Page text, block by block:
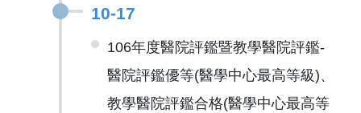
10-17
106年度醫院評鑑暨教學醫院評鑑-
醫院評鑑優等(醫學中心最高等級)、
教學醫院評鑑合格(醫學中心最高等